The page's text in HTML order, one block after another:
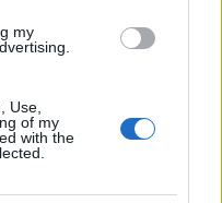
my
Use,
of my
with the
του
Η πρώτη